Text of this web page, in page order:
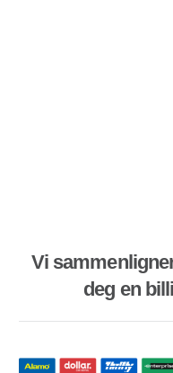
Vi
deg en